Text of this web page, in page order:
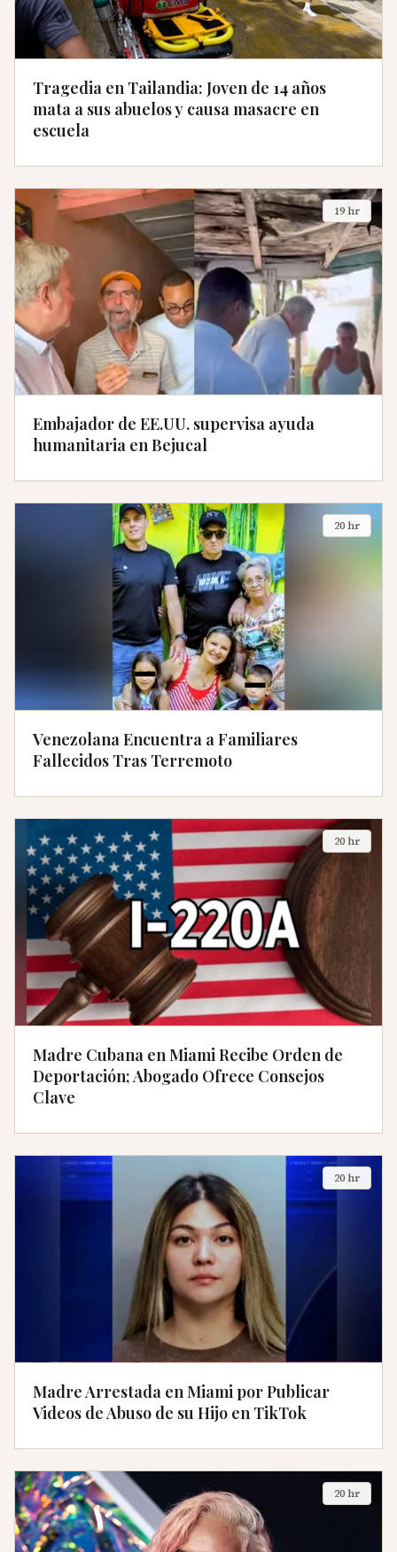
Tragedia en Tailandia: Joven de 14 años
mata a sus abuelos y causa masacre en
escuela
19 hr
Embajador de EE.UU. supervisa ayuda
humanitaria en Bejucal
20 hr
Venezolana Encuentra a Familiares
Fallecidos Tras Terremoto
20 hr
Madre Cubana en Miami Recibe Orden de
Deportación; Abogado Ofrece Consejos
Clave
20 hr
Madre Arrestada en Miami por Publicar
Videos de Abuso de su Hijo en TikTok
20 hr